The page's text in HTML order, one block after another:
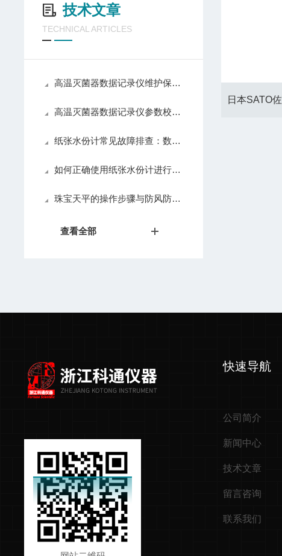
技术文章
TECHNICAL ARTICLES
高温灭菌器数据记录仪维护保养，探头校准电池更换数据备份日常养护方法
高温灭菌器数据记录仪参数校准、数据存储与报表生成功能深度解析
纸张水份计常见故障排查：数据不稳、开机异常、探头损坏解决方法
如何正确使用纸张水份计进行纸张含水量测定
珠宝天平的操作步骤与防风防震注意事项
查看全部
快速导航
公司简介
新闻中心
技术文章
留言咨询
联系我们